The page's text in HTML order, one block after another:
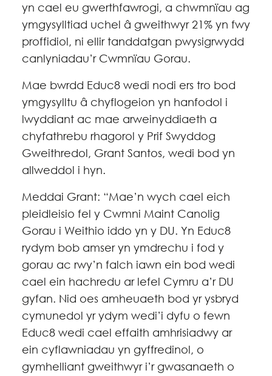
yn cael eu gwerthfawrogi, a chwmnïau ag
ymgysylltiad uchel â gweithwyr 21% yn fwy
proffidiol, ni ellir tanddatgan pwysigrwydd
canlyniadau’r Cwmnïau Gorau.
Mae bwrdd Educ8 wedi nodi ers tro bod
ymgysylltu â chyflogeion yn hanfodol i
lwyddiant ac mae arweinyddiaeth a
chyfathrebu rhagorol y Prif Swyddog
Gweithredol, Grant Santos, wedi bod yn
allweddol i hyn.
Meddai Grant: “Mae’n wych cael eich
pleidleisio fel y Cwmni Maint Canolig
Gorau i Weithio iddo yn y DU. Yn Educ8
rydym bob amser yn ymdrechu i fod y
gorau ac rwy’n falch iawn ein bod wedi
cael ein hachredu ar lefel Cymru a’r DU
gyfan. Nid oes amheuaeth bod yr ysbryd
cymunedol yr ydym wedi’i dyfu o fewn
Educ8 wedi cael effaith amhrisiadwy ar
ein cyflawniadau yn gyffredinol, o
gymhelliant gweithwyr i’r gwasanaeth o